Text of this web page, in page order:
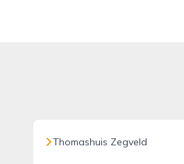
Thomashuis Zegveld